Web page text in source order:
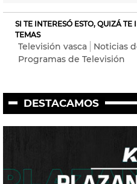
SI TE INTERESÓ ESTO, QUIZÁ TE
TEMAS
Televisión vasca
Noticias
Programas de Televisión
DESTACAMOS